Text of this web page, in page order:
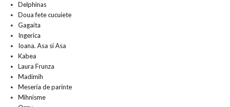
Delphinas
Doua fete cucuiete
Gagaita
Ingerica
Ioana. Asa si Asa
Kabea
Laura Frunza
Madimih
Meseria de parinte
Mihnisme